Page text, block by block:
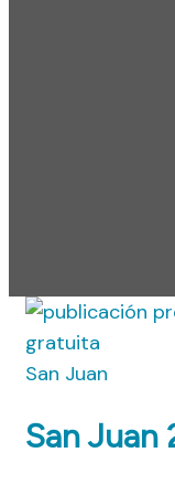
San Juan
San Juan